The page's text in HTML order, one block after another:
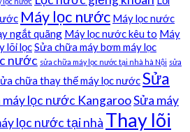
Máy lọc nước Máy lọc nước
ngắt quãng Máy lọc nước kêu to Máy
lõi lọcSửa chữa máy bơm máy lọc
nước sửa chữa máy lọc nước tại nhà hà Nội sửa
chữa thay thế máy lọc nướcSửa
máy lọc nước KangarooSửa máy
lọc nước tại nhà Thay lõi